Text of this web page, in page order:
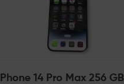
14 Pro Max 256 GB